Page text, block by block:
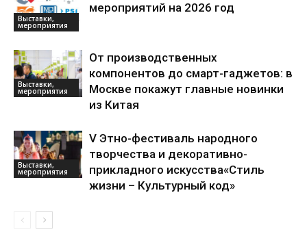
Выставки,
мероприятия
мероприятий на 2026 год
Выставки,
мероприятия
От производственных
компонентов до смарт-гаджетов: в
Москве покажут главные новинки
из Китая
Выставки,
мероприятия
V Этно-фестиваль народного
творчества и декоративно-
прикладного искусства«Стиль
жизни – Культурный код»